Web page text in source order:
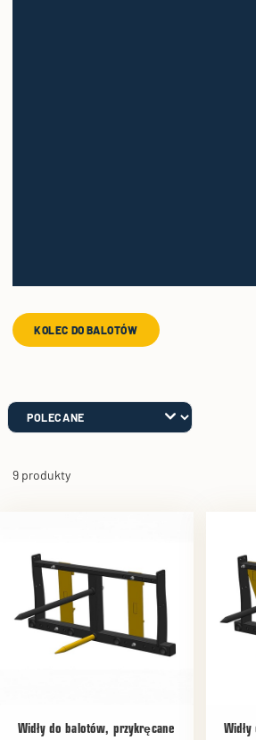
KOLEC DO BALOTÓW
9 produkty
Widły do balotów, przykręcane